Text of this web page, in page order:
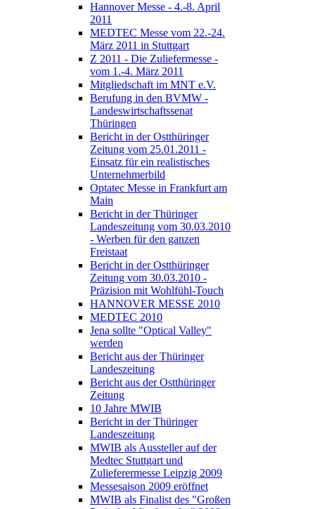
Hannover Messe - 4.-8. April
2011
MEDTEC Messe vom 22.-24.
März 2011 in Stuttgart
Z 2011 - Die Zuliefermesse -
vom 1.-4. März 2011
Mitgliedschaft im MNT e.V.
Berufung in den BVMW -
Landeswirtschaftssenat
Thüringen
Bericht in der Ostthüringer
Zeitung vom 25.01.2011 -
Einsatz für ein realistisches
Unternehmerbild
Optatec Messe in Frankfurt am
Main
Bericht in der Thüringer
Landeszeitung vom 30.03.2010
- Werben für den ganzen
Freistaat
Bericht in der Ostthüringer
Zeitung vom 30.03.2010 -
Präzision mit Wohlfühl-Touch
HANNOVER MESSE 2010
MEDTEC 2010
Jena sollte "Optical Valley"
werden
Bericht aus der Thüringer
Landeszeitung
Bericht aus der Ostthüringer
Zeitung
10 Jahre MWIB
Bericht in der Thüringer
Landeszeitung
MWIB als Aussteller auf der
Medtec Stuttgart und
Zulieferermesse Leipzig 2009
Messesaison 2009 eröffnet
MWIB als Finalist des "Großen